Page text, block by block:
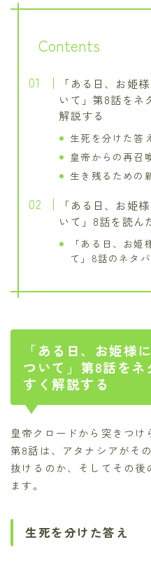
Contents
「ある日、お姫
いて」第8話をネ
解説する
生死を分けた答
皇帝からの再召
生き残るための
「ある日、お姫
いて」8話を読ん
「ある日、お
て」8話のネタ
「ある日、お姫様
ついて」第8話を
すく解説する
皇帝クロードから突きつけ
第8話は、アタナシアがそ
抜けるのか、そしてその
ます。
生死を分けた答え